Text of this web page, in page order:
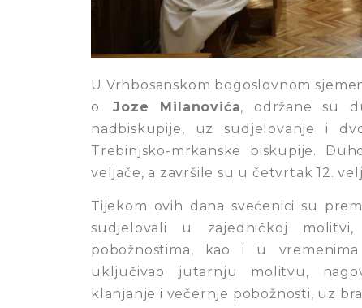
U Vrhbosanskom bogoslovnom
o.Joze Milanovića, održane su
nadbiskupije, uz sudjelovanje i
Trebinjsko-mrkanske biskupije.
veljače, a završile su u četvrtak 12.
Tijekom ovih dana svećenici su
sudjelovali u zajedničkoj molitvi,
pobožnostima, kao i u
uključivao jutarnju molitvu,
klanjanje i večernje pobožnosti, uz